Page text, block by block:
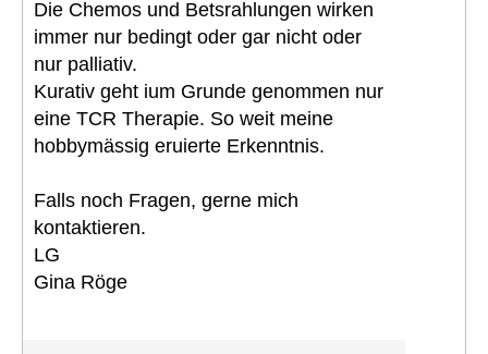
Die Chemos und Betsrahlungen wirken
immer nur bedingt oder gar nicht oder
nur palliativ.
Kurativ geht ium Grunde genommen nur
eine TCR Therapie. So weit meine
hobbymässig eruierte Erkenntnis.
Falls noch Fragen, gerne mich
kontaktieren.
LG
Gina Röge